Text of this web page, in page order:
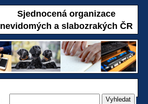
Sjednocená organizace
nevidomých a slabozrakých ČR